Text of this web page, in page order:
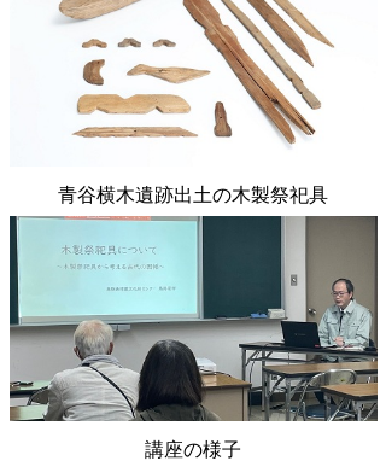
青谷横木遺跡出土の木製祭祀具
講座の様子